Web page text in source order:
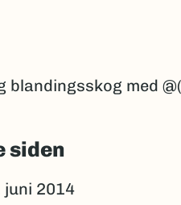
blandingsskog med
siden
juni 2014